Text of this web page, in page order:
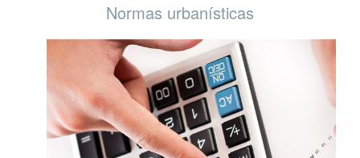
Normas urbanísticas